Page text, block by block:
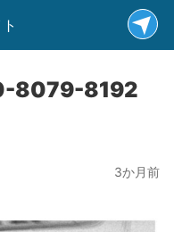
8079-8192
3か月前